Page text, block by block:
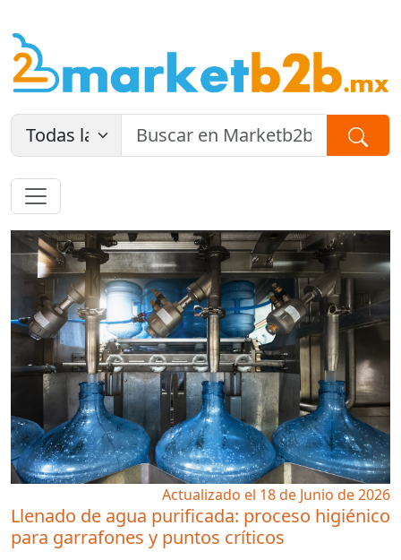
Actualizado el 18 de Junio de 2026
Llenado de agua purificada: proceso higiénico
para garrafones y puntos críticos